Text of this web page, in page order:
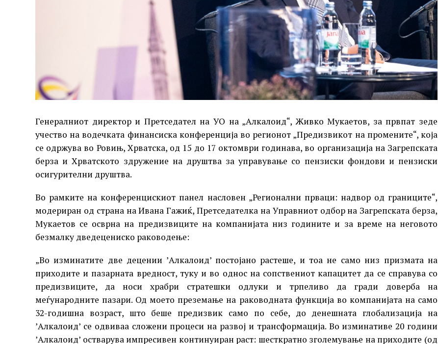
Генералниот директор и Претседател на УО на „Алкалоид“, Живко Мукаетов, за првпат зеде
учество на водечката финансиска конференција во регионот „Предизвикот на промените“, која
се одржува во Ровињ, Хрватска, од 15 до 17 октомври годинава, во организација на Загрепската
берза и Хрватското здружение на друштва за управување со пензиски фондови и пензиски
осигурителни друштва.
Во рамките на конференцискиот панел насловен „Регионални прваци: надвор од границите“,
модериран од страна на Ивана Гажиќ, Претседателка на Управниот одбор на Загрепската берза,
Мукаетов се осврна на предизвиците на компанијата низ годините и за време на неговото
безмалку дведецениско раководење:
„Во изминатите две децении ’Алкалоид’ постојано растеше, и тоа не само низ призмата на
приходите и пазарната вредност, туку и во однос на сопствениот капацитет да се справува со
предизвиците, да носи храбри стратешки одлуки и трпеливо да гради доверба на
меѓународните пазари. Од моето преземање на раководната функција во компанијата на само
32-годишна возраст, што беше предизвик само по себе, до денешната глобализација на
’Алкалоид’ се одвиваа сложени процеси на развој и трансформација. Во изминативе 20 години
’Алкалоид’ остварува импресивен континуиран раст: шесткратно зголемување на приходите (од